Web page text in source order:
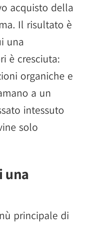
acquisto della
Il risultato è
una
è cresciuta:
organiche e
a un
intessuto
solo
una
principale di